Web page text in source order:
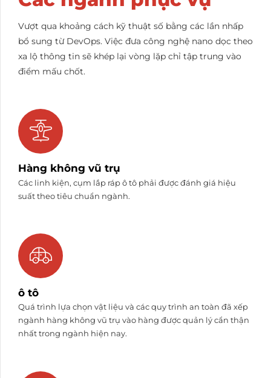
Vượt qua khoảng cách kỹ thuật số bằng các lần nhấp
bổ sung từ DevOps. Việc đưa công nghệ nano dọc theo
xa lộ thông tin sẽ khép lại vòng lặp chỉ tập trung vào
điểm mấu chốt.
Hàng không vũ trụ
Các linh kiện, cụm lắp ráp ô tô phải được đánh giá hiệu
suất theo tiêu chuẩn ngành.
ô tô
Quá trình lựa chọn vật liệu và các quy trình an toàn đã xếp
ngành hàng không vũ trụ vào hàng được quản lý cẩn thận
nhất trong ngành hiện nay.